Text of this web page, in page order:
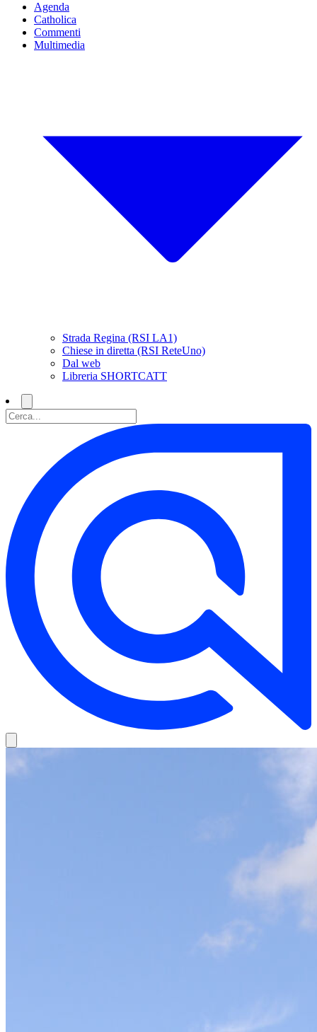
Agenda
Catholica
Commenti
Multimedia
Strada Regina (RSI LA1)
Chiese in diretta (RSI ReteUno)
Dal web
Libreria SHORTCATT